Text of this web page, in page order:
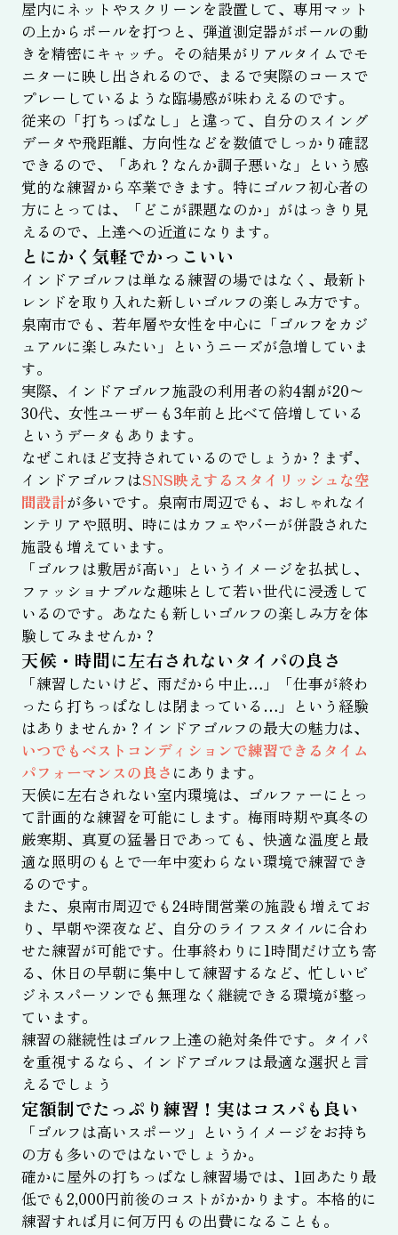
屋内にネットやスクリーンを設置して、専用マット
の上からボールを打つと、弾道測定器がボールの動
きを精密にキャッチ。その結果がリアルタイムでモ
ニターに映し出されるので、まるで実際のコースで
プレーしているような臨場感が味わえるのです。
従来の「打ちっぱなし」と違って、自分のスイング
データや飛距離、方向性などを数値でしっかり確認
できるので、「あれ？なんか調子悪いな」という感
覚的な練習から卒業できます。特にゴルフ初心者の
方にとっては、「どこが課題なのか」がはっきり見
えるので、上達への近道になります。
とにかく気軽でかっこいい
インドアゴルフは単なる練習の場ではなく、最新ト
レンドを取り入れた新しいゴルフの楽しみ方です。
泉南市でも、若年層や女性を中心に「ゴルフをカジ
ュアルに楽しみたい」というニーズが急増していま
す。
実際、インドアゴルフ施設の利用者の約4割が20〜
30代、女性ユーザーも3年前と比べて倍増している
というデータもあります。
なぜこれほど支持されているのでしょうか？まず、
インドアゴルフはSNS映えするスタイリッシュな空
間設計が多いです。泉南市周辺でも、おしゃれなイ
ンテリアや照明、時にはカフェやバーが併設された
施設も増えています。
「ゴルフは敷居が高い」というイメージを払拭し、
ファッショナブルな趣味として若い世代に浸透して
いるのです。あなたも新しいゴルフの楽しみ方を体
験してみませんか？
天候・時間に左右されないタイパの良さ
「練習したいけど、雨だから中止…」「仕事が終わ
ったら打ちっぱなしは閉まっている…」という経験
はありませんか？インドアゴルフの最大の魅力は、
いつでもベストコンディションで練習できるタイム
パフォーマンスの良さ にあります。
天候に左右されない室内環境は、ゴルファーにとっ
て計画的な練習を可能にします。梅雨時期や真冬の
厳寒期、真夏の猛暑日であっても、快適な温度と最
適な照明のもとで一年中変わらない環境で練習でき
るのです。
また、泉南市周辺でも24時間営業の施設も増えてお
り、早朝や深夜など、自分のライフスタイルに合わ
せた練習が可能です。仕事終わりに1時間だけ立ち寄
る、休日の早朝に集中して練習するなど、忙しいビ
ジネスパーソンでも無理なく継続できる環境が整っ
ています。
練習の継続性はゴルフ上達の絶対条件です。タイパ
を重視するなら、インドアゴルフは最適な選択と言
えるでしょう
定額制でたっぷり練習！実はコスパも良い
「ゴルフは高いスポーツ」というイメージをお持ち
の方も多いのではないでしょうか。
確かに屋外の打ちっぱなし練習場では、1回あたり最
低でも2,000円前後のコストがかかります。本格的に
練習すれば月に何万円もの出費になることも。